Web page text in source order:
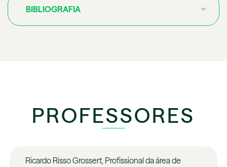
BIBLIOGRAFIA
PROFESSORES
Ricardo Risso Grossert, Profissional da área de